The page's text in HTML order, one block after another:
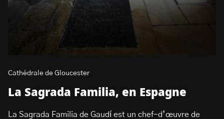
Cathédrale de Gloucester
La Sagrada Familia, en Espagne
La Sagrada Familia de Gaudí est un chef-d’œuvre de